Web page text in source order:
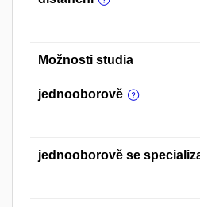
Možnosti studia
jednooborově
jednooborově se